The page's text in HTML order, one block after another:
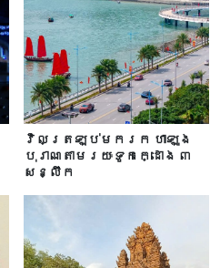
វិលត្រឡប់មករក ហាឡុង
បុរាណតាមរយៈទូកក្ដោង ៣
សន្លឹក